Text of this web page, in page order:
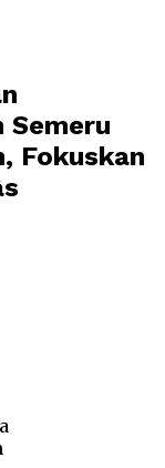
Semeru
Fokuskan